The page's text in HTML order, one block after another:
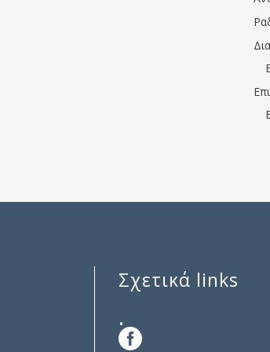
Σχετικά links
.